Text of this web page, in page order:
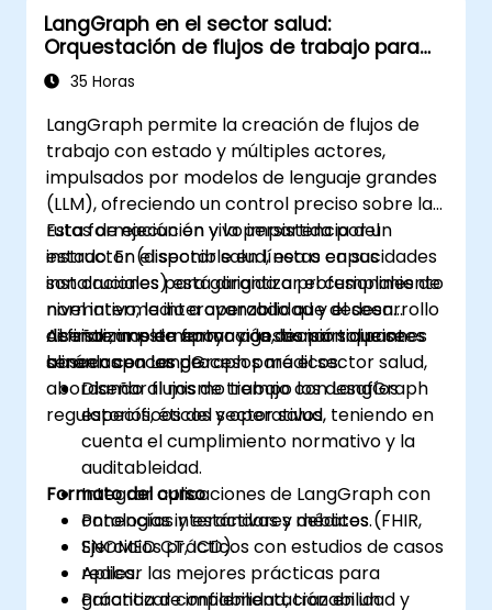
LangGraph en el sector salud:
Orquestación de flujos de trabajo para
entornos regulados
35 Horas
LangGraph permite la creación de flujos de
trabajo con estado y múltiples actores,
impulsados por modelos de lenguaje grandes
(LLM), ofreciendo un control preciso sobre las
rutas de ejecución y la persistencia del
estado. En el sector salud, estas capacidades
son cruciales para garantizar el cumplimiento
normativo, la interoperabilidad y el desarrollo
de sistemas de apoyo a la decisión que se
alineen con los procesos médicos.
Esta formación en vivo impartida por un
instructor (disponible en línea o en sus
instalaciones) está dirigida a profesionales de
nivel intermedio a avanzado que deseen
diseñar, implementar y gestionar soluciones
basadas en LangGraph para el sector salud,
abordando al mismo tiempo los desafíos
regulatorios, éticos y operativos.
Al finalizar esta formación, los participantes
serán capaces de:
Diseñar flujos de trabajo con LangGraph
específicos del sector salud, teniendo en
cuenta el cumplimiento normativo y la
auditableidad.
Integrar aplicaciones de LangGraph con
ontologías y estándares médicos (FHIR,
SNOMED CT, ICD).
Aplicar las mejores prácticas para
garantizar confiabilidad, trazabilidad y
Formato del curso
Ponencias interactivas y debates.
Ejercicios prácticos con estudios de casos
reales.
Práctica de implementación en un